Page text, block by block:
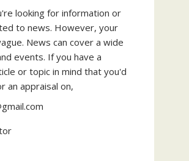
looking for information or
to news. However, your
News can cover a wide
events. If you have a
or topic in mind that you'd
an appraisal on,